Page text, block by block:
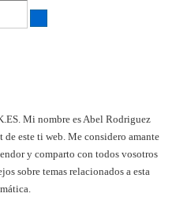
Mi nombre es Abel Rodriguez
este ti web. Me considero amante
y comparto con todos vosotros
sobre temas relacionados a esta